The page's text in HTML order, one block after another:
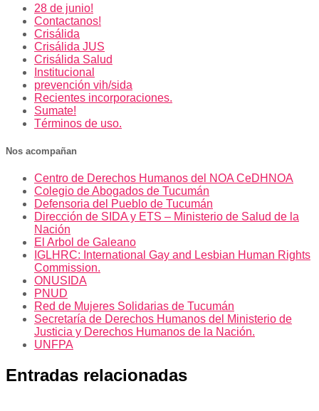
28 de junio!
Contactanos!
Crisálida
Crisálida JUS
Crisálida Salud
Institucional
prevención vih/sida
Recientes incorporaciones.
Sumate!
Términos de uso.
Nos acompañan
Centro de Derechos Humanos del NOA CeDHNOA
Colegio de Abogados de Tucumán
Defensoria del Pueblo de Tucumán
Dirección de SIDA y ETS – Ministerio de Salud de la
Nación
El Arbol de Galeano
IGLHRC: International Gay and Lesbian Human Rights
Commission.
ONUSIDA
PNUD
Red de Mujeres Solidarias de Tucumán
Secretaría de Derechos Humanos del Ministerio de
Justicia y Derechos Humanos de la Nación.
UNFPA
Entradas relacionadas